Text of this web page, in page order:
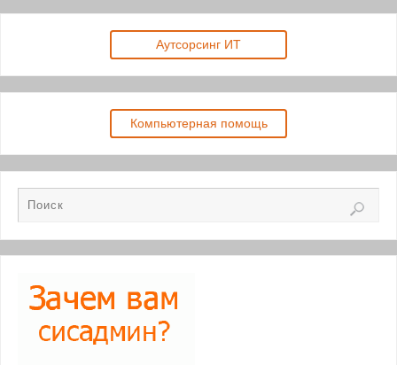
Аутсорсинг ИТ
Компьютерная помощь